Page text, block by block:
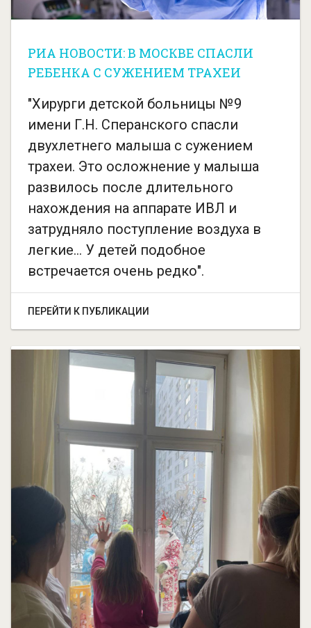
РИА НОВОСТИ: В МОСКВЕ СПАСЛИ
РЕБЕНКА С СУЖЕНИЕМ ТРАХЕИ
"Хирурги детской больницы №9
имени Г.Н. Сперанского спасли
двухлетнего малыша с сужением
трахеи. Это осложнение у малыша
развилось после длительного
нахождения на аппарате ИВЛ и
затрудняло поступление воздуха в
легкие... У детей подобное
встречается очень редко".
ПЕРЕЙТИ К ПУБЛИКАЦИИ